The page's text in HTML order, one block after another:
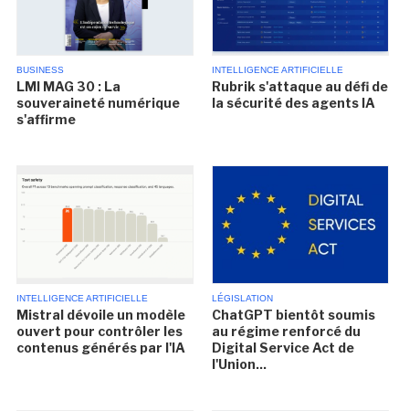
BUSINESS
LMI MAG 30 : La
souveraineté numérique
s'affirme
INTELLIGENCE ARTIFICIELLE
Rubrik s'attaque au défi de
la sécurité des agents IA
INTELLIGENCE ARTIFICIELLE
Mistral dévoile un modèle
ouvert pour contrôler les
contenus générés par l'IA
LÉGISLATION
ChatGPT bientôt soumis
au régime renforcé du
Digital Service Act de
l'Union...